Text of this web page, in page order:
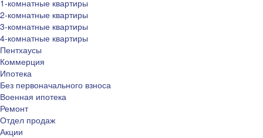
1-комнатные квартиры
2-комнатные квартиры
3-комнатные квартиры
4-комнатные квартиры
Пентхаусы
Коммерция
Ипотека
Без первоначального взноса
Военная ипотека
Ремонт
Отдел продаж
Акции